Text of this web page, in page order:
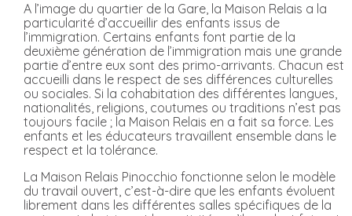
A l’image du quartier de la Gare, la Maison Relais a la
particularité d’accueillir des enfants issus de
l’immigration. Certains enfants font partie de la
deuxième génération de l’immigration mais une grande
partie d’entre eux sont des primo-arrivants. Chacun est
accueilli dans le respect de ses différences culturelles
ou sociales. Si la cohabitation des différentes langues,
nationalités, religions, coutumes ou traditions n’est pas
toujours facile ; la Maison Relais en a fait sa force. Les
enfants et les éducateurs travaillent ensemble dans le
respect et la tolérance.
La Maison Relais Pinocchio fonctionne selon le modèle
du travail ouvert, c’est-à-dire que les enfants évoluent
librement dans les différentes salles spécifiques de la